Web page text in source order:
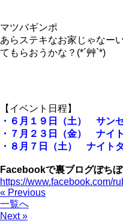
マツバギンポ
あらステキなお家じゃなー
てもらおうかな？(*´艸`*)
【イベント日程】
・６月１９日（土） サン
・７月２３日（金） ナイ
・８月７日（土） ナイト
Facebookで裏ブログぼち
https://www.facebook.com/
« Previous
一覧へ
Next »